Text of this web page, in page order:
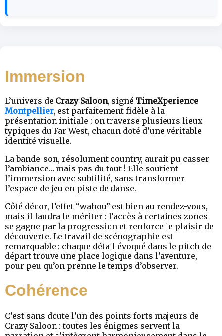
Immersion
L’univers de Crazy Saloon, signé TimeXperience
Montpellier, est parfaitement fidèle à la
présentation initiale : on traverse plusieurs lieux
typiques du Far West, chacun doté d’une véritable
identité visuelle.
La bande-son, résolument country, aurait pu casser
l’ambiance… mais pas du tout ! Elle soutient
l’immersion avec subtilité, sans transformer
l’espace de jeu en piste de danse.
Côté décor, l’effet “wahou” est bien au rendez-vous,
mais il faudra le mériter : l’accès à certaines zones
se gagne par la progression et renforce le plaisir de
découverte. Le travail de scénographie est
remarquable : chaque détail évoqué dans le pitch de
départ trouve une place logique dans l’aventure,
pour peu qu’on prenne le temps d’observer.
Cohérence
C’est sans doute l’un des points forts majeurs de
Crazy Saloon : toutes les énigmes servent la